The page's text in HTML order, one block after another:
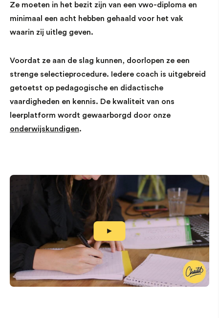
Ze moeten in het bezit zijn van een vwo-diploma en
minimaal een acht hebben gehaald voor het vak
waarin zij uitleg geven.
Voordat ze aan de slag kunnen, doorlopen ze een
strenge selectieprocedure. Iedere coach is uitgebreid
getoetst op pedagogische en didactische
vaardigheden en kennis. De kwaliteit van ons
leerplatform wordt gewaarborgd door onze
onderwijskundigen.
►